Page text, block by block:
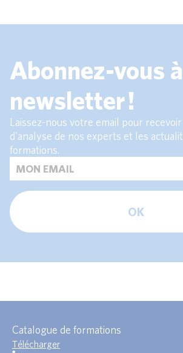
Abonnez-vous
newsletter !
Laissez-nous votre email pour
d'analyse de nos experts et les
formations.
OK
Catalogue de formations
Télécharger